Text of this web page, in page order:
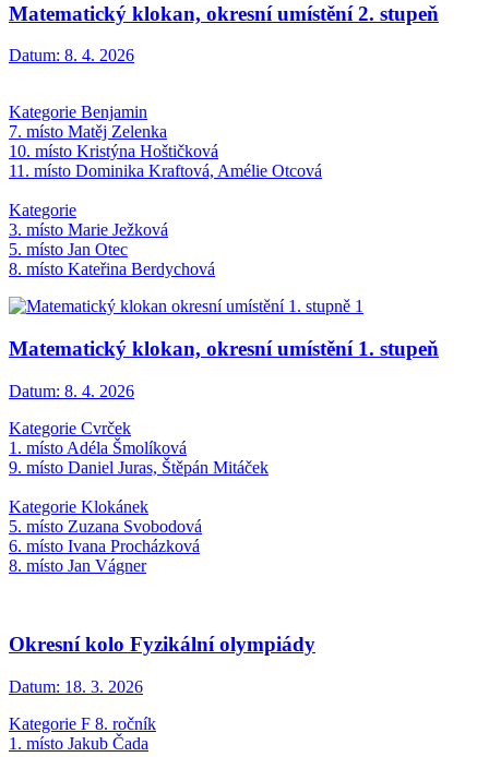
Matematický klokan, okresní umístění 2. stupeň
Datum: 8. 4. 2026
Kategorie Benjamin
7. místo Matěj Zelenka
10. místo Kristýna Hoštičková
11. místo Dominika Kraftová, Amélie Otcová
Kategorie
3. místo Marie Ježková
5. místo Jan Otec
8. místo Kateřina Berdychová
Matematický klokan, okresní umístění 1. stupeň
Datum: 8. 4. 2026
Kategorie Cvrček
1. místo Adéla Šmolíková
9. místo Daniel Juras, Štěpán Mitáček
Kategorie Klokánek
5. místo Zuzana Svobodová
6. místo Ivana Procházková
8. místo Jan Vágner
Okresní kolo Fyzikální olympiády
Datum: 18. 3. 2026
Kategorie F 8. ročník
1. místo Jakub Čada